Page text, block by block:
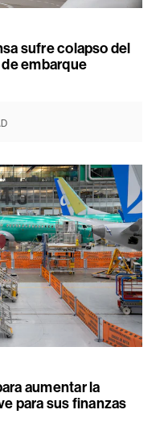
sufre colapso del
embarque
aumentar la
para sus finanzas